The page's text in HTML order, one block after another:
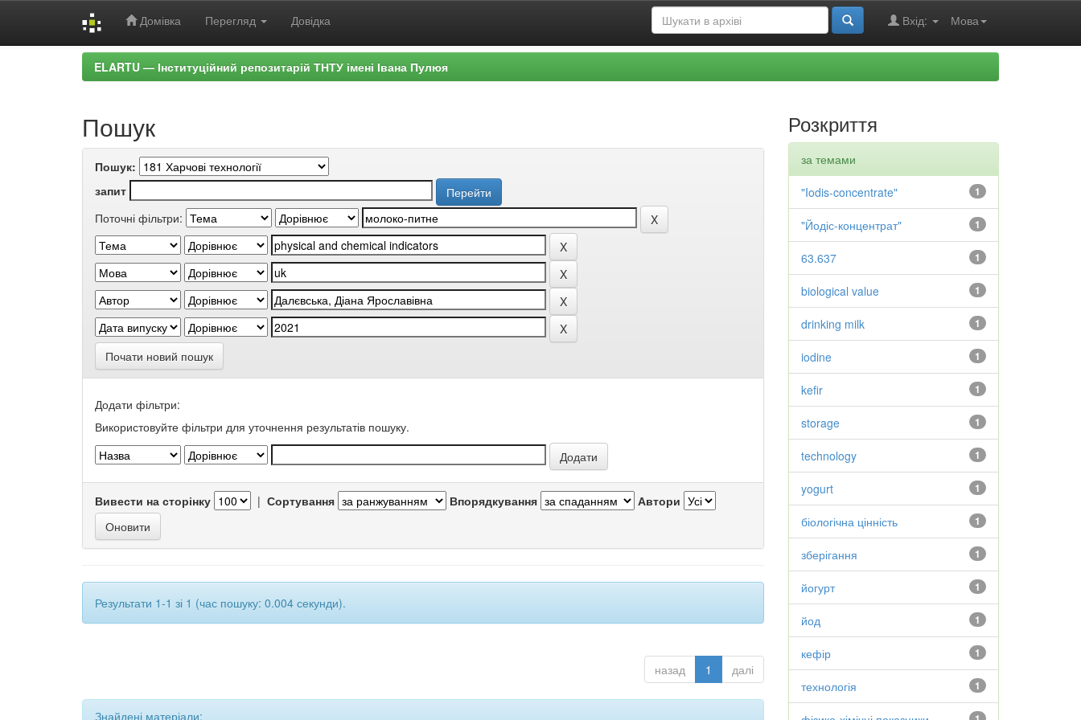
Домівка Перегляд Довідка Мова
Вхід:
ELARTU — Інституційний репозитарій ТНТУ імені Івана Пулюя
Пошук
Пошук:
запит
Поточні фільтри:
Почати новий пошук
Додати фільтри:
Використовуйте фільтри для уточнення результатів пошуку.
Вивести на сторінку | Сортування Впорядкування Автори
Результати 1-1 зі 1 (час пошуку: 0.004 секунди).
назад 1 далі
Знайдені матеріали:
Розкриття
за темами
1
"Iodis-concentrate"
1
"Йодіс-концентрат"
1
63.637
1
biological value
1
drinking milk
1
iodine
1
kefir
1
storage
1
technology
1
yogurt
1
біологічна цінність
1
зберігання
1
йогурт
1
йод
1
кефір
1
технологія